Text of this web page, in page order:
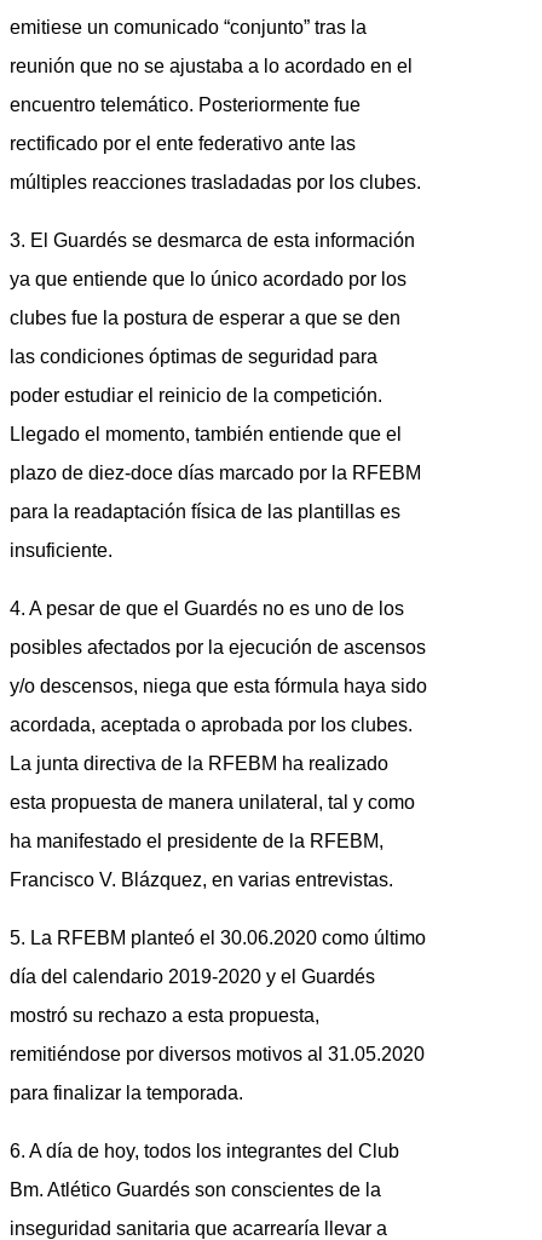
emitiese un comunicado “conjunto” tras la
reunión que no se ajustaba a lo acordado en el
encuentro telemático. Posteriormente fue
rectificado por el ente federativo ante las
múltiples reacciones trasladadas por los clubes.
3. El Guardés se desmarca de esta información
ya que entiende que lo único acordado por los
clubes fue la postura de esperar a que se den
las condiciones óptimas de seguridad para
poder estudiar el reinicio de la competición.
Llegado el momento, también entiende que el
plazo de diez-doce días marcado por la RFEBM
para la readaptación física de las plantillas es
insuficiente.
4. A pesar de que el Guardés no es uno de los
posibles afectados por la ejecución de ascensos
y/o descensos, niega que esta fórmula haya sido
acordada, aceptada o aprobada por los clubes.
La junta directiva de la RFEBM ha realizado
esta propuesta de manera unilateral, tal y como
ha manifestado el presidente de la RFEBM,
Francisco V. Blázquez, en varias entrevistas.
5. La RFEBM planteó el 30.06.2020 como último
día del calendario 2019-2020 y el Guardés
mostró su rechazo a esta propuesta,
remitiéndose por diversos motivos al 31.05.2020
para finalizar la temporada.
6. A día de hoy, todos los integrantes del Club
Bm. Atlético Guardés son conscientes de la
inseguridad sanitaria que acarrearía llevar a